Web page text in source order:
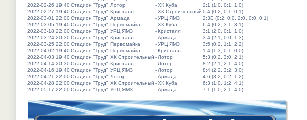
2022-02-26 19:40Стадион "Труд" Лотор -ХК Куба
2:1 (1:0, 0:1, 1:0)
2022-02-27 19:40Стадион "Труд" Кристалл -ХК Строительный 0:4 (0:2, 0:1, 0:1)
2022-03-01 22:00Стадион "Труд" Армада -УРЦ ЯМЗ
2:3Б (0:2, 0:0, 2:0, 0:0, 0:1)
2022-03-05 19:40Стадион "Труд" Первомайка -ХК Куба
6:4 (0:2, 3:1, 3:1)
2022-03-18 22:00Стадион "Труд" УРЦ ЯМЗ -Кристалл
3:1 (2:0, 0:1, 1:0)
2022-03-24 20:30Стадион "Труд" Кристалл -Армада
3:4 (2:1, 0:0, 1:3)
2022-03-25 22:00Стадион "Труд" Первомайка -УРЦ ЯМЗ
3:5 (0:2, 1:1, 2:2)
2022-04-02 19:40Стадион "Труд" Первомайка -Кристалл
1:4 (1:3, 0:1, 0:0)
2022-04-03 19:40Стадион "Труд" ХК Строительный - Лотор
5:3 (0:2, 3:0, 2:1)
2022-04-14 20:30Стадион "Труд" Кристалл - Лотор
8:2 (2:1, 2:1, 4:0)
2022-04-16 19:40Стадион "Труд" УРЦ ЯМЗ - Лотор
8:4 (2:2, 3:2, 3:0)
2022-04-21 22:00Стадион "Труд" Лотор -Армада
4:6 (3:2, 0:2, 1:2)
2022-04-28 22:00Стадион "Труд" ХК Строительный -ХК Куба
6:3 (1:0, 1:2, 4:1)
2022-05-17 22:00Стадион "Труд" УРЦ ЯМЗ -Армада 7:1 (1:0, 2:1, 4:0)